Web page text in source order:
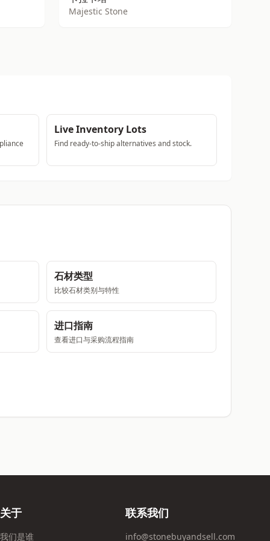
Majestic Stone
Live Inventory Lots
Find ready-to-ship alternatives and stock.
石材类型
比较石材类别与特性
进口指南
查看进口与采购流程指南
关于
我们是谁
联系我们
info@stonebuyandsell.com